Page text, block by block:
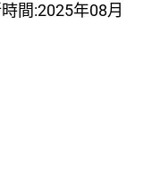
間:2025年08月